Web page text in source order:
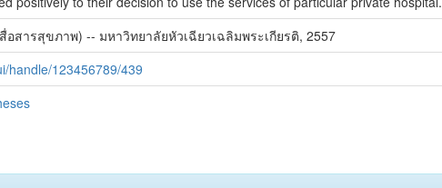
สารสุขภาพ) -- มหาวิทยาลัยหัวเฉียวเฉลิมพระเกียรติ, 2557
handle/123456789/439